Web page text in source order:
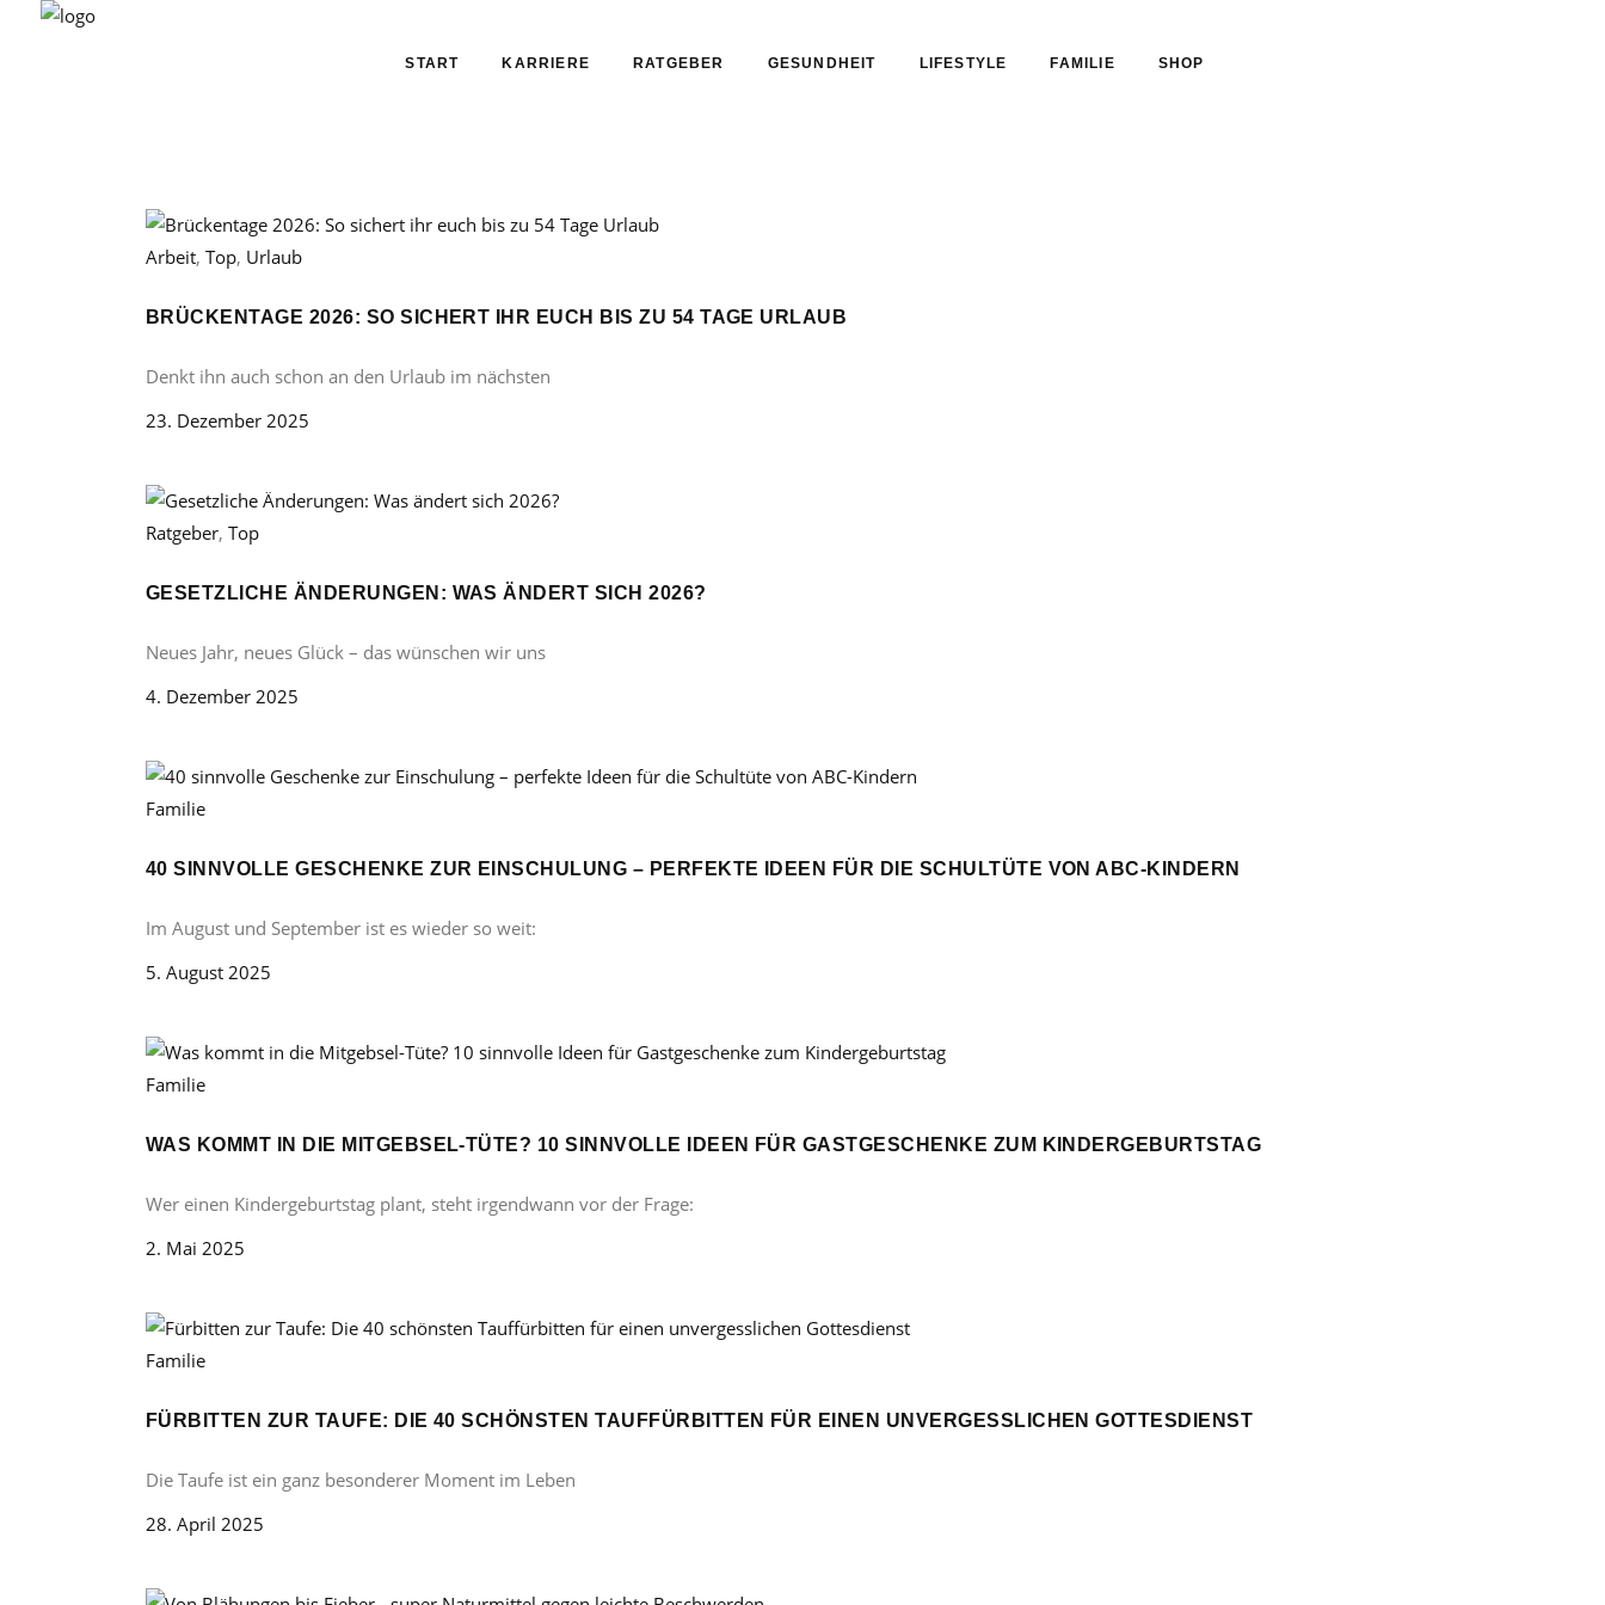
START KARRIERE RATGEBER GESUNDHEIT LIFESTYLE FAMILIE SHOP
Arbeit, Top, Urlaub
BRÜCKENTAGE 2026: SO SICHERT IHR EUCH BIS ZU 54 TAGE URLAUB
Denkt ihn auch schon an den Urlaub im nächsten
23. Dezember 2025
Ratgeber, Top
GESETZLICHE ÄNDERUNGEN: WAS ÄNDERT SICH 2026?
Neues Jahr, neues Glück – das wünschen wir uns
4. Dezember 2025
Familie
40 SINNVOLLE GESCHENKE ZUR EINSCHULUNG – PERFEKTE IDEEN FÜR DIE SCHULTÜTE VON ABC-KINDERN
Im August und September ist es wieder so weit:
5. August 2025
Familie
WAS KOMMT IN DIE MITGEBSEL-TÜTE? 10 SINNVOLLE IDEEN FÜR GASTGESCHENKE ZUM KINDERGEBURTSTAG
Wer einen Kindergeburtstag plant, steht irgendwann vor der Frage:
2. Mai 2025
Familie
FÜRBITTEN ZUR TAUFE: DIE 40 SCHÖNSTEN TAUFFÜRBITTEN FÜR EINEN UNVERGESSLICHEN GOTTESDIENST
Die Taufe ist ein ganz besonderer Moment im Leben
28. April 2025